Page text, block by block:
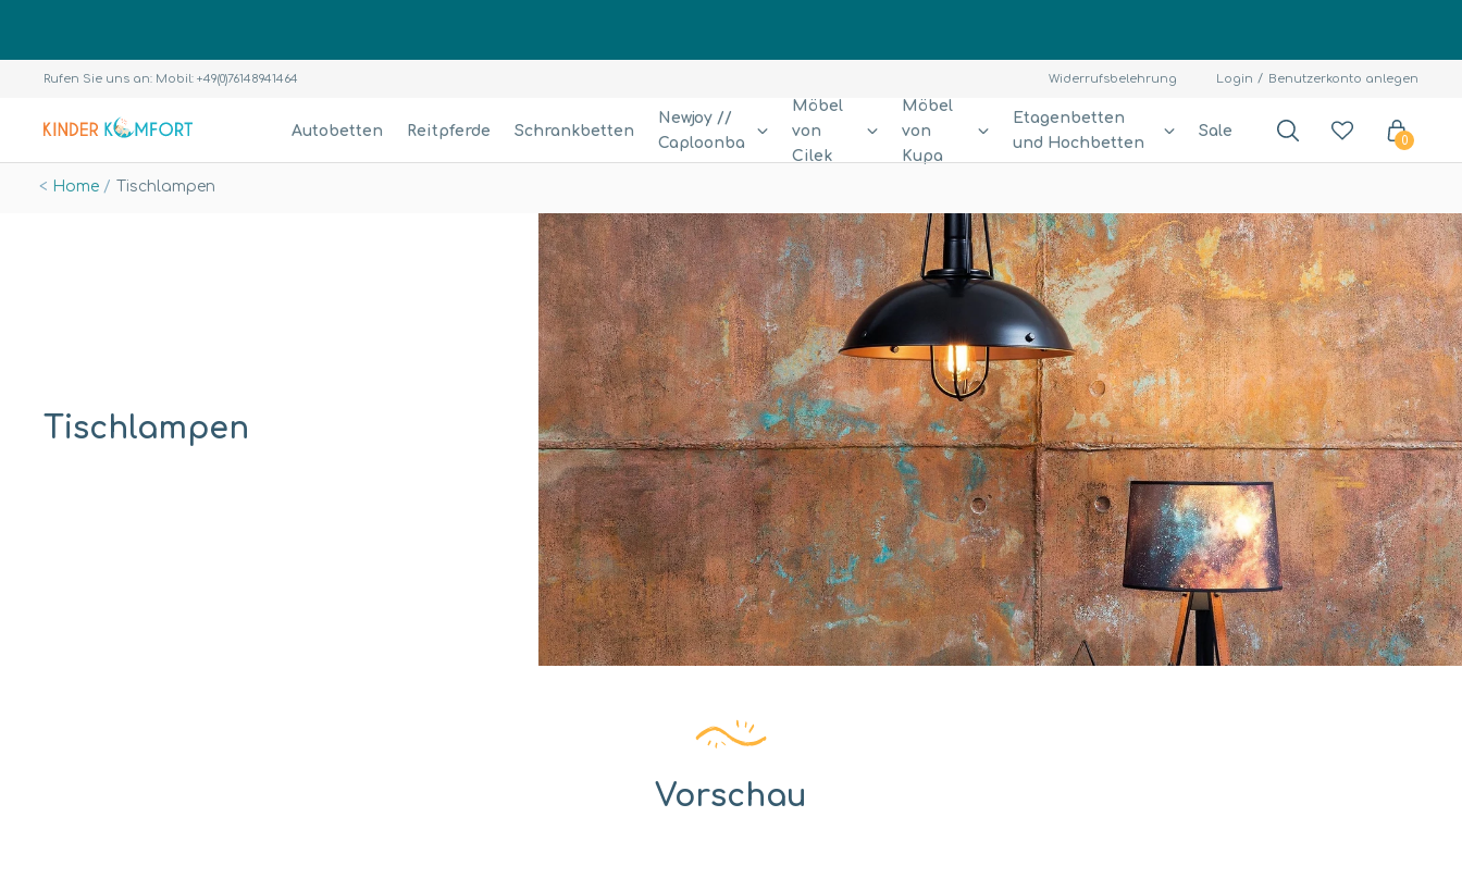
Rufen Sie uns an: Mobil: +49(0)76148941464 Widerrufsbelehrung Login Benutzerkonto anlegen
Autobetten Reitpferde Schrankbetten
Newjoy //
Caploonba
Möbel
von
Cilek
Möbel
von
Kupa
Etagenbetten
und Hochbetten
Sale
0
Home Tischlampen
Tischlampen
Vorschau